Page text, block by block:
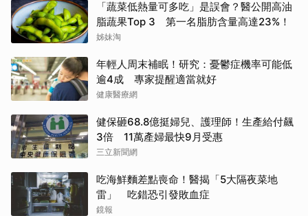
「蔬菜低熱量可多吃」是誤會？醫公開高油
脂蔬果Top 3 第一名脂肪含量高達23%！
姊妹淘
年輕人周末補眠！研究：憂鬱症機率可能低
逾4成 專家提醒適當就好
健康醫療網
健保砸68.8億挺婦兒、護理師！生產給付飆
3倍 11萬產婦最快9月受惠
三立新聞網
吃海鮮麵差點喪命！醫揭「5大隔夜菜地
雷」 吃錯恐引發敗血症
鏡報